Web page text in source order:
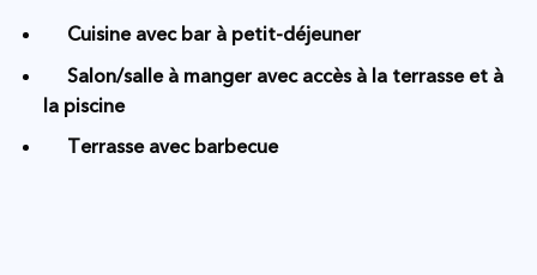
Cuisine avec bar à petit-déjeuner
Salon/salle à manger avec accès à la terrasse et à
la piscine
Terrasse avec barbecue